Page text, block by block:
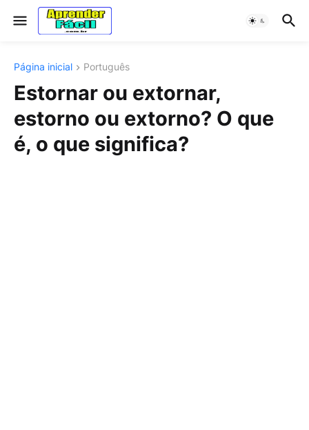
Página inicial Português
Estornar ou extornar,
estorno ou extorno? O que
é, o que significa?